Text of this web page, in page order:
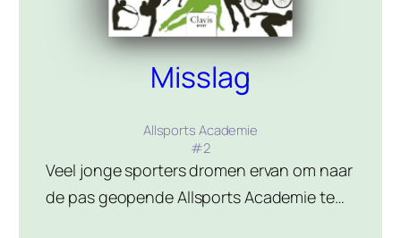
Misslag
Allsports Academie
#2
Veel jonge sporters dromen ervan om naar
de pas geopende Allsports Academie te